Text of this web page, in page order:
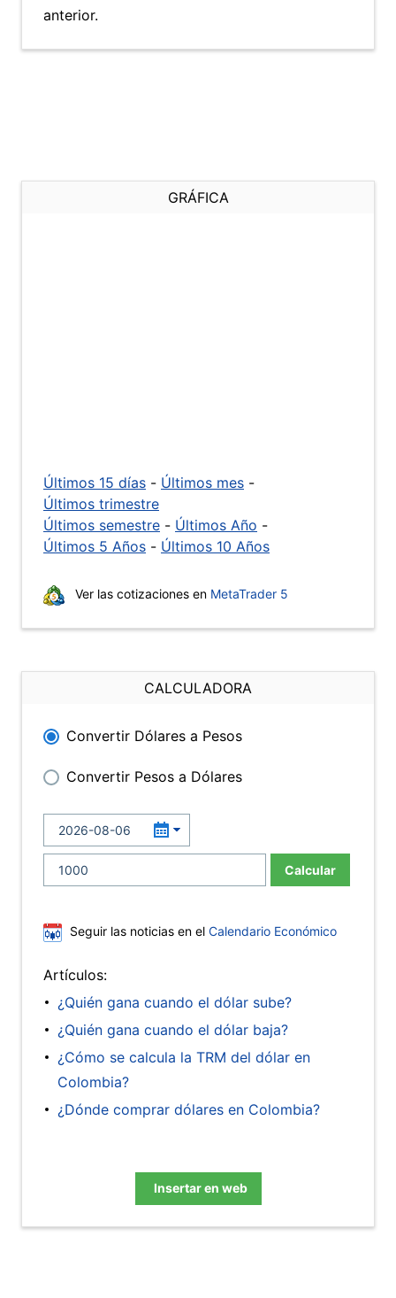
anterior.
GRÁFICA
Últimos 15 días - Últimos mes -
Últimos trimestre
Últimos semestre - Últimos Año -
Últimos 5 Años - Últimos 10 Años
Ver las cotizaciones en MetaTrader 5
CALCULADORA
Convertir Dólares a Pesos
Convertir Pesos a Dólares
Calcular
Seguir las noticias en el Calendario Económico
Artículos:
¿Quién gana cuando el dólar sube?
¿Quién gana cuando el dólar baja?
¿Cómo se calcula la TRM del dólar en
Colombia?
¿Dónde comprar dólares en Colombia?
Insertar en web